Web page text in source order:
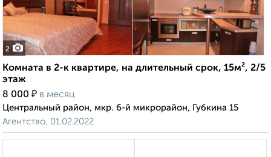
2
Комната в 2-к квартире, на длительный срок, 15м², 2/5
этаж
8 000 ₽ в месяц
Центральный район, мкр. 6-й микрорайон, Губкина 15
Агентство, 01.02.2022